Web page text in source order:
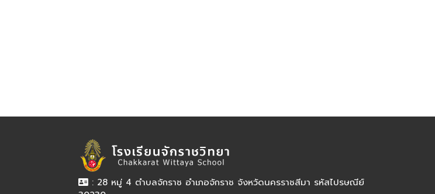
: 28 หมู่ 4 ตำบลจักราช อำเภอจักราช จังหวัดนครราชสีมา รหัสไปรษณีย์